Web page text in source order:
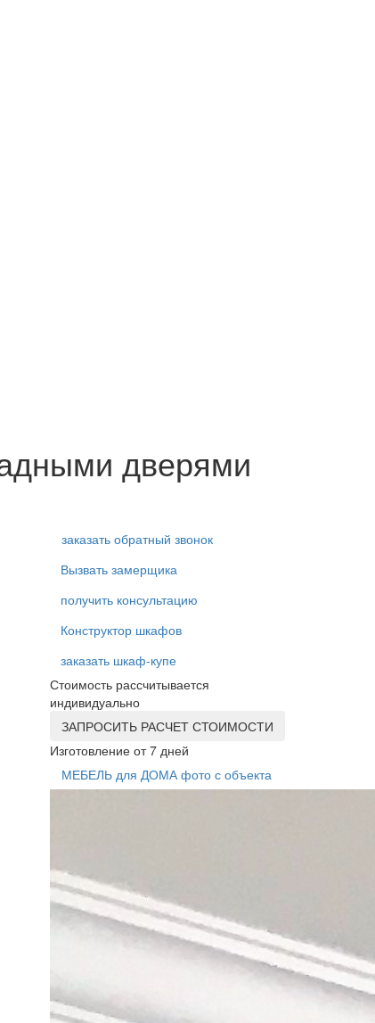
дверями
заказать обратный звонок
Вызвать замерщика
получить консультацию
Конструктор шкафов
заказать шкаф-купе
Стоимость рассчитывается
индивидуально
ЗАПРОСИТЬ РАСЧЕТ СТОИМОСТИ
Изготовление от 7 дней
МЕБЕЛЬ для ДОМА фото с объекта